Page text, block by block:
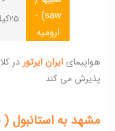
25کیلوگرم
saw) -
ارومیه
هواپیمای ایران ایرتوردر
پذیرش می کند
مشهد به استانبول